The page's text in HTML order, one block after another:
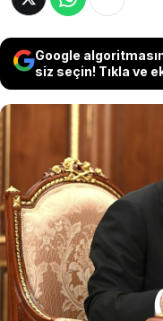
Google
siz seçin! Tıkla ve
yüzde